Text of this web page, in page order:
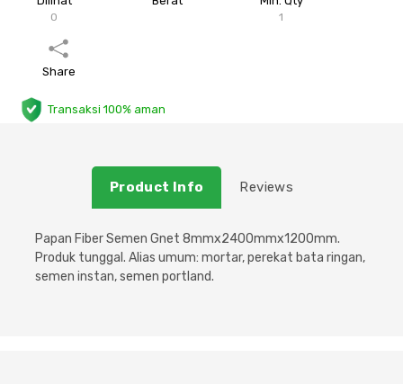
Peralatan & Perkakas
Scaffolding
Besi Profil & Baja
0 1
Share
Transaksi 100% aman
Product Info Reviews
Papan Fiber Semen Gnet 8mmx2400mmx1200mm.
Produk tunggal. Alias umum: mortar, perekat bata ringan,
semen instan, semen portland.